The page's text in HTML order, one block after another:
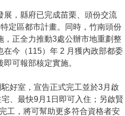
展，縣府已完成苗栗、頭份交流
定區都市計畫。同時，竹南頭份
，正全力推動3處公辦市地重劃整
在今（115）年 2 月獲內政部都委
可報部核定實施。
好室，宣告正式完工並於3月啟
、最快9月1日即可入住；另啟賢
工，將可幫助更多符合資格者安